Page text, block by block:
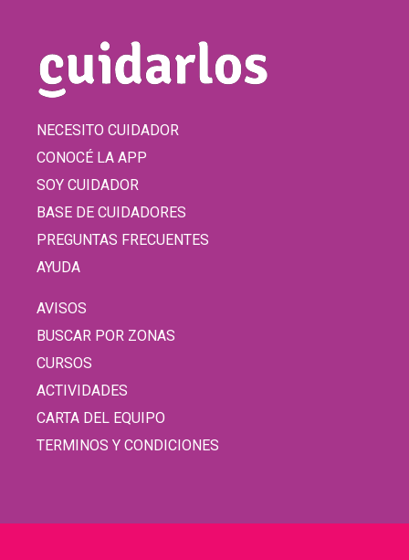
NECESITO CUIDADOR
CONOCÉ LA APP
SOY CUIDADOR
BASE DE CUIDADORES
PREGUNTAS FRECUENTES
AYUDA
AVISOS
BUSCAR POR ZONAS
CURSOS
ACTIVIDADES
CARTA DEL EQUIPO
TERMINOS Y CONDICIONES